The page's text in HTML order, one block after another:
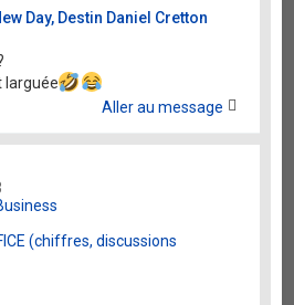
Day, Destin Daniel Cretton
larguée
Aller au message
(chiffres, discussions